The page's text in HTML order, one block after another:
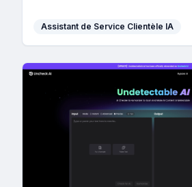
Assistant de Service Clientèle IA